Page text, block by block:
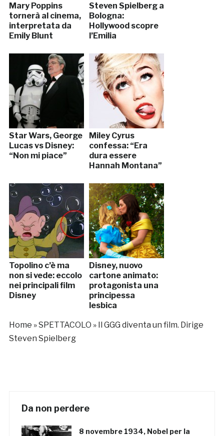
Mary Poppins
tornerà al cinema,
interpretata da
Emily Blunt
Steven Spielberg a
Bologna:
Hollywood scopre
l’Emilia
Star Wars, George
Lucas vs Disney:
“Non mi piace”
Miley Cyrus
confessa: “Era
dura essere
Hannah Montana”
Topolino c’è ma
non si vede: eccolo
nei principali film
Disney
Disney, nuovo
cartone animato:
protagonista una
principessa
lesbica
Home »SPETTACOLO » Il GGG diventa un film. Dirige
Steven Spielberg
Da non perdere
8 novembre 1934, Nobel per la